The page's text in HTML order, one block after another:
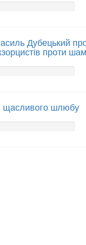
Дубецький
проти
щасливого шлюбу